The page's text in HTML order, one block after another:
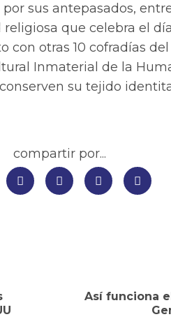
sus antepasados,
que celebra el
con otras 10 cofradías
Inmaterial de la
su tejido
compartir por...
Entrada
Siguiente
Así funciona